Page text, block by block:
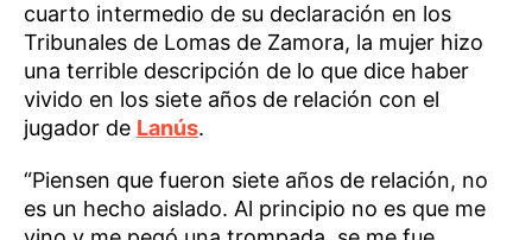
cuarto intermedio de su declaración en los
Tribunales de Lomas de Zamora, la mujer hizo
una terrible descripción de lo que dice haber
vivido en los siete años de relación con el
jugador de Lanús.
“Piensen que fueron siete años de relación, no
es un hecho aislado. Al principio no es que me